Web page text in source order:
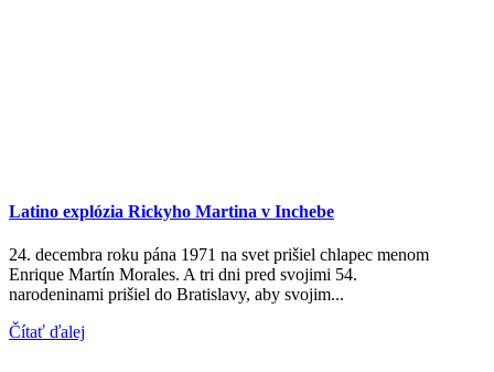
Latino explózia Rickyho Martina v Inchebe
24. decembra roku pána 1971 na svet prišiel chlapec menom
Enrique Martín Morales. A tri dni pred svojimi 54.
narodeninami prišiel do Bratislavy, aby svojim...
Čítať ďalej